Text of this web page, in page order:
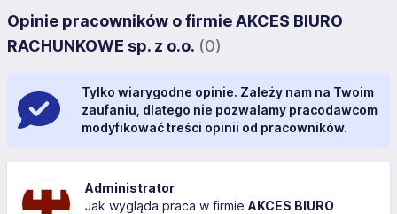
Opinie pracowników o firmie AKCES BIURO
RACHUNKOWE sp. z o.o. (0)
Tylko wiarygodne opinie. Zależy nam na Twoim
zaufaniu, dlatego nie pozwalamy pracodawcom
modyfikować treści opinii od pracowników.
Administrator
Jak wygląda praca w firmie AKCES BIURO